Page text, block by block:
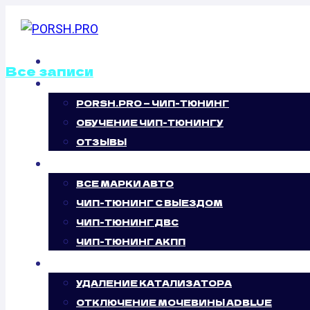
PORSH.PRO — ЧИП-ТЮНИНГ
ОБУЧЕНИЕ ЧИП-ТЮНИНГУ
ОТЗЫВЫ
ВСЕ МАРКИ АВТО
ЧИП-ТЮНИНГ С ВЫЕЗДОМ
ЧИП-ТЮНИНГ ДВС
ЧИП-ТЮНИНГ АКПП
УДАЛЕНИЕ КАТАЛИЗАТОРА
ОТКЛЮЧЕНИЕ МОЧЕВИНЫ ADBLUE
Все записи
ОТКЛЮЧЕНИЕ
ЗАСЛОНОК KIA
(168 Л.С.)